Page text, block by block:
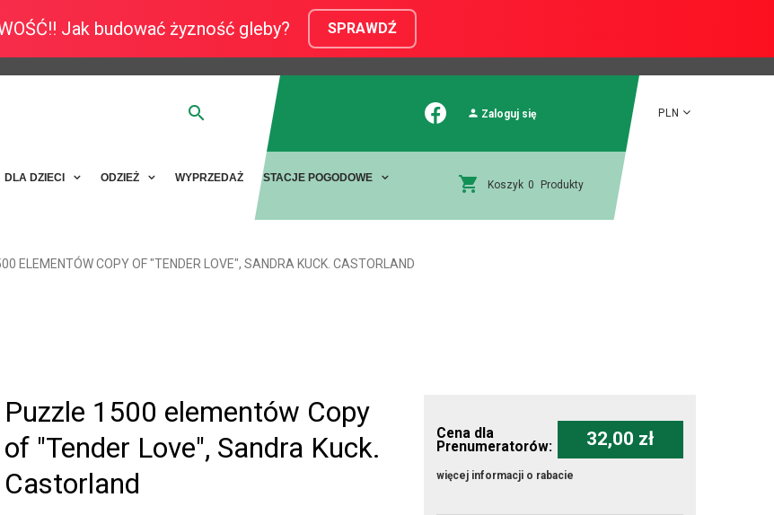
Jak budować żyzność gleby? SPRAWDŹ
Zaloguj się PLN
DLA DZIECI ODZIEŻ WYPRZEDAŻ
STACJE POGODOWE
Koszyk 0 Produkty
ELEMENTÓW COPY OF "TENDER LOVE", SANDRA KUCK. CASTORLAND
Puzzle 1500 elementów Copy
of "Tender Love", Sandra Kuck.
Castorland
Cena dla
Prenumeratorów: 32,00 zł
więcej informacji o rabacie